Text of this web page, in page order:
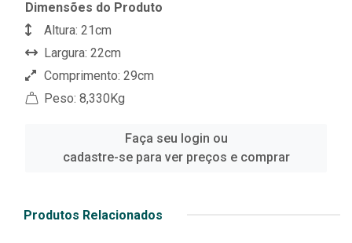
Dimensões do Produto
Altura: 21cm
Largura: 22cm
Comprimento: 29cm
Peso: 8,330Kg
Faça seu login ou
cadastre-se para ver preços e comprar
Produtos Relacionados